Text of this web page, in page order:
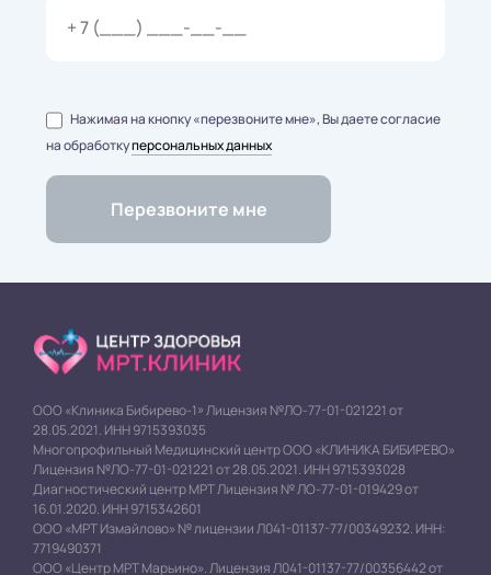
Нажимая на кнопку «перезвоните мне», Вы даете согласие
на обработкуперсональных данных
ООО «Клиника Бибирево-1» Лицензия №ЛО-77-01-021221 от
28.05.2021. ИНН 9715393035
Многопрофильный Медицинский центр ООО «КЛИНИКА БИБИРЕВО»
Лицензия №ЛО-77-01-021221 от 28.05.2021. ИНН 9715393028
Диагностический центр МРТ Лицензия № ЛО-77-01-019429 от
16.01.2020. ИНН 9715342601
ООО «МРТ Измайлово» № лицензии Л041-01137-77/00349232. ИНН:
7719490371
ООО «Центр МРТ Марьино». Лицензия Л041-01137-77/00356442 от